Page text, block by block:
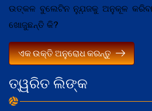
ତ୍ୱରିତ ଲିଙ୍କ
ଉତ୍କଳ ବୁଲେଟିନ ନ୍ଯ଼ୁଜକୁ ଅନୁକୂଳ କରିବା
ଖୋଜୁଛନ୍ତି କି?
ଏକ ଉକ୍ତି ଅନୁରୋଧ କରନ୍ତୁ